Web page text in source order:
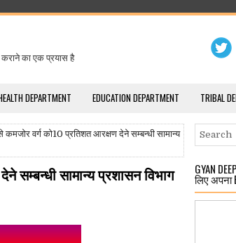
का एक प्रयास है
DEPARTMENT EDUCATION DEPARTMENT TRIBAL
वर्ग को10 प्रतिशत आरक्षण देने सम्बन्धी सामान्य
सम्बन्धी सामान्य प्रशासन विभाग
GYAN
लिए अपना